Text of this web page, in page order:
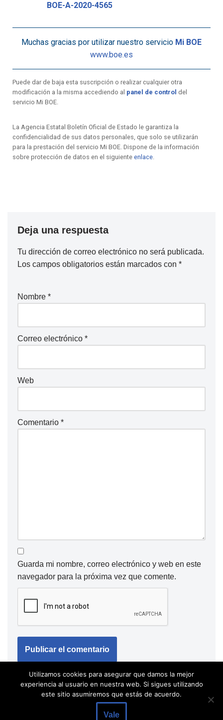
BOE-A-2020-4565
Muchas gracias por utilizar nuestro servicio Mi BOE
www.boe.es
Puede dar de baja esta suscripción o realizar cualquier otra
modificación a la misma accediendo al panel de control del
servicio Mi BOE.
La Agencia Estatal Boletín Oficial de Estado le garantiza la
confidencialidad de sus datos personales, que solo se utilizarán
para la prestación del servicio Mi BOE. Dispone de la información
sobre protección de datos en el siguiente enlace.
Deja una respuesta
Tu dirección de correo electrónico no será publicada.
Los campos obligatorios están marcados con *
Nombre *
Correo electrónico *
Web
Comentario *
Guarda mi nombre, correo electrónico y web en este
navegador para la próxima vez que comente.
Utilizamos cookies para asegurar que damos la mejor
experiencia al usuario en nuestra web. Si sigues utilizando
este sitio asumiremos que estás de acuerdo.
Vale